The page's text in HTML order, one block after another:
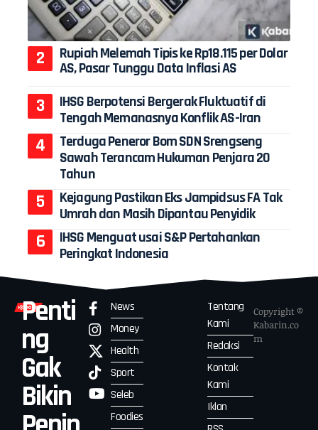
Rupiah Melemah Tipis ke Rp18.115 per Dolar
AS, Pasar Tunggu Data Inflasi AS
IHSG Berpotensi Bergerak Fluktuatif di
Tengah Memanasnya Konflik AS-Iran
Terduga Peneror Bom SDN Srengseng
Sawah Terancam Hukuman Penjara 20
Tahun
Kejagung Pastikan Eks Jampidsus FA Tak
Umrah dan Masih Dipantau Penyidik
IHSG Menguat usai S&P Pertahankan
Peringkat Indonesia
Penti
ng
Gak
Bikin
News
Money
Health
Sport
Seleb
Foodies
Tentang
Kami
Redaksi
Kontak
Kami
Iklan
Copyright ©
Kabarin.co
m